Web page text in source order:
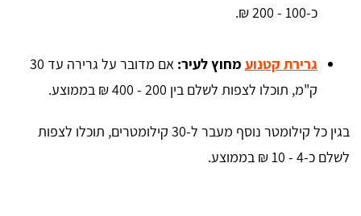
כ-100 - 200 ₪.
גרירת קטנוע מחוץ לעיר:
אם מדובר על גרירה עד 30
ק"מ, תוכלו לצפות לשלם בין 200 - 400 ₪ בממוצע.
בגין כל קילומטר נוסף מעבר ל-30 קילומטרים, תוכלו לצפות
לשלם כ-4 - 10 ₪ בממוצע.